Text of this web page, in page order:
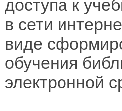
доступа к
в сети
виде
обучения
электронной